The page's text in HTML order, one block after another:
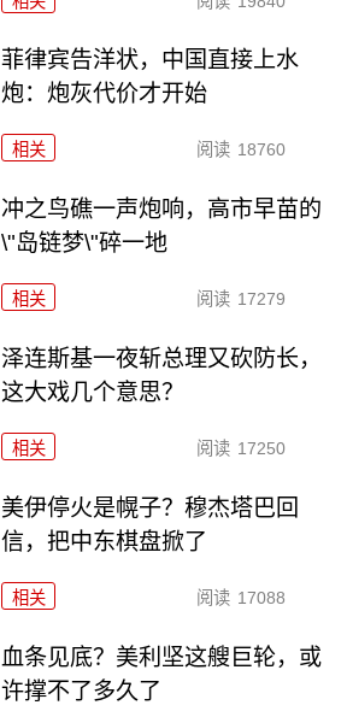
菲律宾告洋状，中国直接上水
炮：炮灰代价才开始
相关 阅读 18760
冲之鸟礁一声炮响，高市早苗的
\"岛链梦\"碎一地
相关 阅读 17279
泽连斯基一夜斩总理又砍防长，
这大戏几个意思？
相关 阅读 17250
美伊停火是幌子？穆杰塔巴回
信，把中东棋盘掀了
相关 阅读 17088
血条见底？美利坚这艘巨轮，或
许撑不了多久了